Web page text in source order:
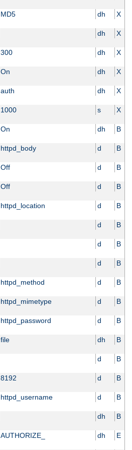
MD5 dh X
dh X
300 dh X
On dh X
auth dh X
1000 s X
On dh B
httpd_body d B
Off d B
Off d B
httpd_location d B
d B
d B
d B
httpd_method d B
httpd_mimetype d B
httpd_password d B
file dh B
d B
8192 d B
httpd_username d B
dh B
AUTHORIZE_ dh E